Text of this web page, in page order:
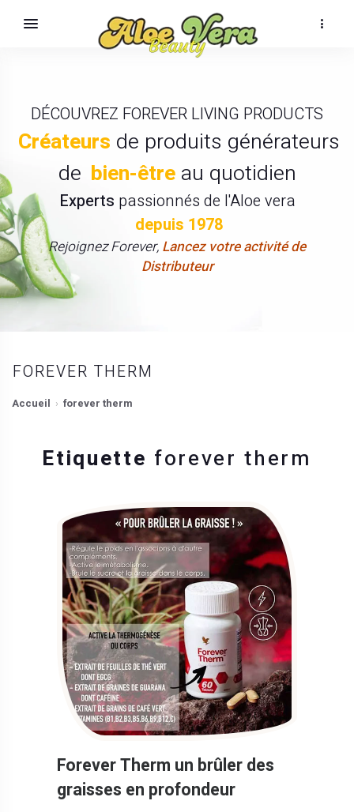
DÉCOUVREZ FOREVER LIVING PRODUCTS
Créateurs de produits générateurs
de bien-êtreau quotidien
Experts passionnés de l'Aloe vera
depuis 1978
Rejoignez Forever, Lancez votre activité de
Distributeur
FOREVER THERM
Accueil forever therm
Etiquette forever therm
Forever Therm un brûler des
graisses en profondeur